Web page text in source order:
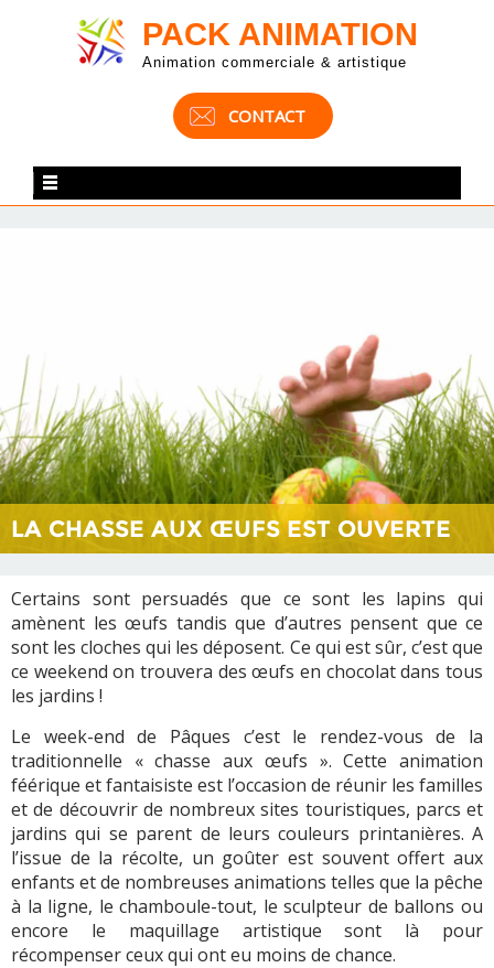
PACK ANIMATION
Animation commerciale & artistique
CONTACT
LA CHASSE AUX ŒUFS EST OUVERTE
Certains sont persuadés que ce sont les lapins qui
amènent les œufs tandis que d’autres pensent que ce
sont les cloches qui les déposent. Ce qui est sûr, c’est que
ce weekend on trouvera des œufs en chocolat dans tous
les jardins !
Le week-end de Pâques c’est le rendez-vous de la
traditionnelle « chasse aux œufs ». Cette animation
féérique et fantaisiste est l’occasion de réunir les familles
et de découvrir de nombreux sites touristiques, parcs et
jardins qui se parent de leurs couleurs printanières. A
l’issue de la récolte, un goûter est souvent offert aux
enfants et de nombreuses animations telles que la pêche
à la ligne, le chamboule-tout, le sculpteur de ballons ou
encore le maquillage artistique sont là pour
récompenser ceux qui ont eu moins de chance.